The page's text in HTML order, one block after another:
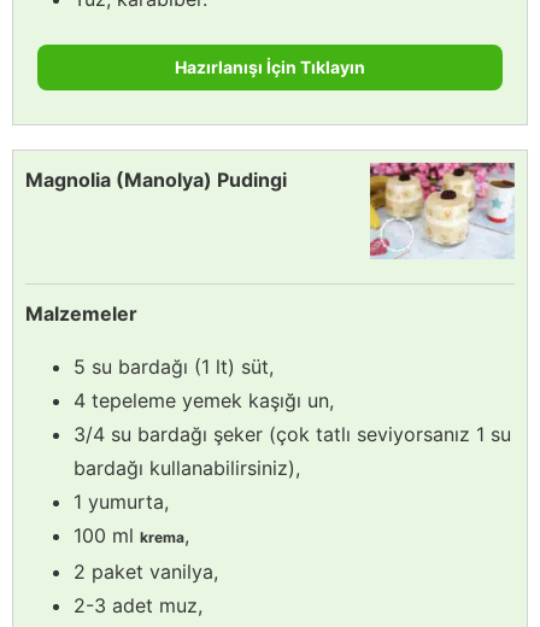
Hazırlanışı İçin Tıklayın
Magnolia (Manolya) Pudingi
Malzemeler
5 su bardağı (1 lt) süt,
4 tepeleme yemek kaşığı un,
3/4 su bardağı şeker (çok tatlı seviyorsanız 1 su
bardağı kullanabilirsiniz),
1 yumurta,
100 ml krema,
2 paket vanilya,
2-3 adet muz,